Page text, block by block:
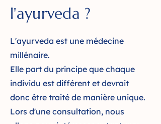
l'ayurveda ?
L'ayurveda est une médecine
millénaire.
Elle part du principe que chaque
individu est différent et devrait
donc être traité de manière unique.
Lors d'une consultation, nous